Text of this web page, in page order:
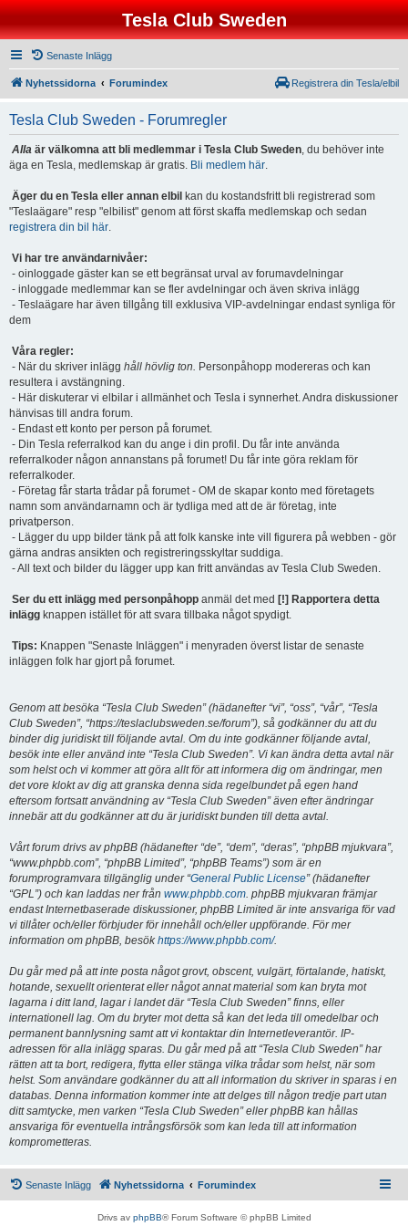
Tesla Club Sweden
Senaste Inlägg
Nyhetssidorna Forumindex Registrera din Tesla/elbil
Tesla Club Sweden - Forumregler
Alla är välkomna att bli medlemmar i Tesla Club Sweden, du behöver inte
äga en Tesla, medlemskap är gratis. Bli medlem här.
Äger du en Tesla eller annan elbil kan du kostandsfritt bli registrerad som
"Teslaägare" resp "elbilist" genom att först skaffa medlemskap och sedan
registrera din bil här.
Vi har tre användarnivåer:
- oinloggade gäster kan se ett begränsat urval av forumavdelningar
- inloggade medlemmar kan se fler avdelningar och även skriva inlägg
- Teslaägare har även tillgång till exklusiva VIP-avdelningar endast synliga för
dem
Våra regler:
- När du skriver inlägg håll hövlig ton. Personpåhopp modereras och kan
resultera i avstängning.
- Här diskuterar vi elbilar i allmänhet och Tesla i synnerhet. Andra diskussioner
hänvisas till andra forum.
- Endast ett konto per person på forumet.
- Din Tesla referralkod kan du ange i din profil. Du får inte använda
referralkoder någon annanstans på forumet! Du får inte göra reklam för
referralkoder.
- Företag får starta trådar på forumet - OM de skapar konto med företagets
namn som användarnamn och är tydliga med att de är företag, inte
privatperson.
- Lägger du upp bilder tänk på att folk kanske inte vill figurera på webben - gör
gärna andras ansikten och registreringsskyltar suddiga.
- All text och bilder du lägger upp kan fritt användas av Tesla Club Sweden.
Ser du ett inlägg med personpåhopp anmäl det med [!] Rapportera detta
inlägg knappen istället för att svara tillbaka något spydigt.
Tips: Knappen "Senaste Inläggen" i menyraden överst listar de senaste
inläggen folk har gjort på forumet.
Genom att besöka “Tesla Club Sweden” (hädanefter “vi”, “oss”, “vår”, “Tesla
Club Sweden”, “https://teslaclubsweden.se/forum”), så godkänner du att du
binder dig juridiskt till följande avtal. Om du inte godkänner följande avtal,
besök inte eller använd inte “Tesla Club Sweden”. Vi kan ändra detta avtal när
som helst och vi kommer att göra allt för att informera dig om ändringar, men
det vore klokt av dig att granska denna sida regelbundet på egen hand
eftersom fortsatt användning av “Tesla Club Sweden” även efter ändringar
innebär att du godkänner att du är juridiskt bunden till detta avtal.
Vårt forum drivs av phpBB (hädanefter “de”, “dem”, “deras”, “phpBB mjukvara”,
“www.phpbb.com”, “phpBB Limited”, “phpBB Teams”) som är en
forumprogramvara tillgänglig under “General Public License” (hädanefter
“GPL”) och kan laddas ner från www.phpbb.com. phpBB mjukvaran främjar
endast Internetbaserade diskussioner, phpBB Limited är inte ansvariga för vad
vi tillåter och/eller förbjuder för innehåll och/eller uppförande. För mer
information om phpBB, besökhttps://www.phpbb.com/.
Du går med på att inte posta något grovt, obscent, vulgärt, förtalande, hatiskt,
hotande, sexuellt orienterat eller något annat material som kan bryta mot
lagarna i ditt land, lagar i landet där “Tesla Club Sweden” finns, eller
internationell lag. Om du bryter mot detta så kan det leda till omedelbar och
permanent bannlysning samt att vi kontaktar din Internetleverantör. IP-
adressen för alla inlägg sparas. Du går med på att “Tesla Club Sweden” har
rätten att ta bort, redigera, flytta eller stänga vilka trådar som helst, när som
helst. Som användare godkänner du att all information du skriver in sparas i en
databas. Denna information kommer inte att delges till någon tredje part utan
ditt samtycke, men varken “Tesla Club Sweden” eller phpBB kan hållas
ansvariga för eventuella intrångsförsök som kan leda till att information
komprometteras.
Senaste Inlägg Nyhetssidorna Forumindex
Drivs av phpBB® Forum Software © phpBB Limited